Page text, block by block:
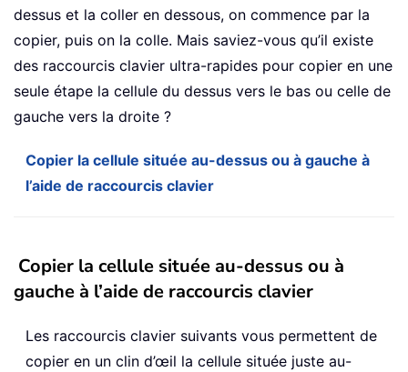
dessus et la coller en dessous, on commence par la
copier, puis on la colle. Mais saviez-vous qu’il existe
des raccourcis clavier ultra-rapides pour copier en une
seule étape la cellule du dessus vers le bas ou celle de
gauche vers la droite ?
Copier la cellule située au-dessus ou à gauche à
l’aide de raccourcis clavier
Copier la cellule située au-dessus ou à
gauche à l’aide de raccourcis clavier
Les raccourcis clavier suivants vous permettent de
copier en un clin d’œil la cellule située juste au-